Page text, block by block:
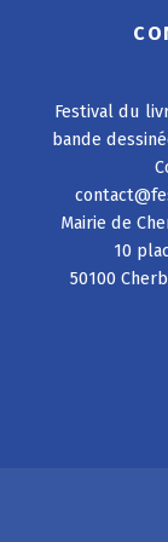
Festival du
bande
Mairie de
10
50100